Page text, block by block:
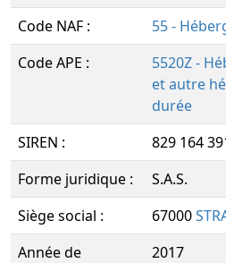
Code NAF :
55 -
Code APE :
5520Z -
et autre
durée
SIREN :
829 164
Forme juridique :
S.A.S.
Siège social :
67000
Année de
2017